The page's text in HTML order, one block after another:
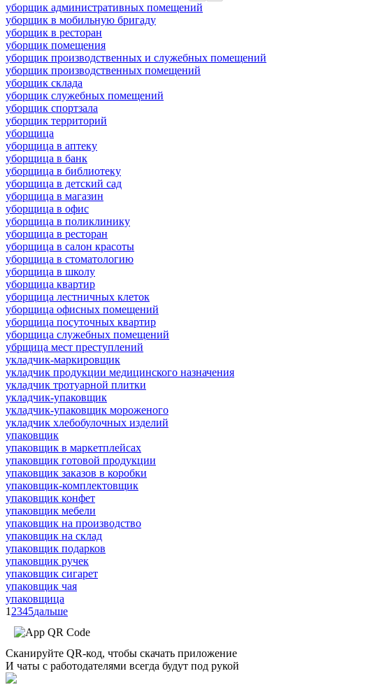
уборщик административных помещений
уборщик в мобильную бригаду
уборщик в ресторан
уборщик помещения
уборщик производственных и служебных помещений
уборщик производственных помещений
уборщик склада
уборщик служебных помещений
уборщик спортзала
уборщик территорий
уборщица
уборщица в аптеку
уборщица в банк
уборщица в библиотеку
уборщица в детский сад
уборщица в магазин
уборщица в офис
уборщица в поликлинику
уборщица в ресторан
уборщица в салон красоты
уборщица в стоматологию
уборщица в школу
уборщица квартир
уборщица лестничных клеток
уборщица офисных помещений
уборщица посуточных квартир
уборщица служебных помещений
убрщица мест преступлений
укладчик-маркировщик
укладчик продукции медицинского назначения
укладчик тротуарной плитки
укладчик-упаковщик
укладчик-упаковщик мороженого
укладчик хлебобулочных изделий
упаковщик
упаковщик в маркетплейсах
упаковщик готовой продукции
упаковщик заказов в коробки
упаковщик-комплектовщик
упаковщик конфет
упаковщик мебели
упаковщик на производство
упаковщик на склад
упаковщик подарков
упаковщик ручек
упаковщик сигарет
упаковщик чая
упаковщица
1 2345дальше
Сканируйте QR-код, чтобы скачать приложение
И чаты с работодателями всегда будут под рукой